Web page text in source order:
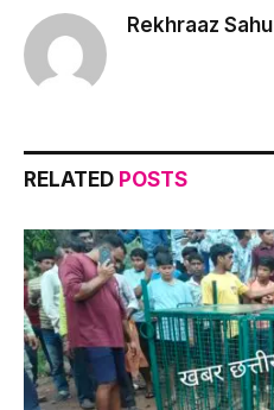
Rekhraaz Sahu
RELATED POSTS